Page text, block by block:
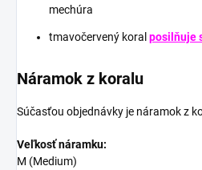
mechúra
tmavočervený koralposilňuje
Náramok z koralu
Súčasťou objednávky je náramok z
Veľkosť náramku:
M (Medium)